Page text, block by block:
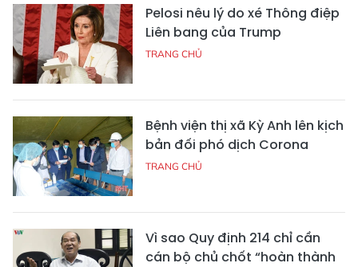
Pelosi nêu lý do xé Thông điệp
Liên bang của Trump
TRANG CHỦ
Bệnh viện thị xã Kỳ Anh lên kịch
bản đối phó dịch Corona
TRANG CHỦ
Vì sao Quy định 214 chỉ cần
cán bộ chủ chốt “hoàn thành